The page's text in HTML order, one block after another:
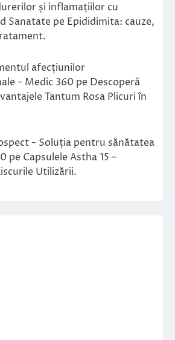
și inflamațiilor cu
Sanatatepe Epididimita: cauze,
afecțiunilor
- Medic 360pe Descoperă
Tantum Rosa Plicuri în
- Soluția pentru sănătatea
pe Capsulele Astha 15 –
Utilizării.